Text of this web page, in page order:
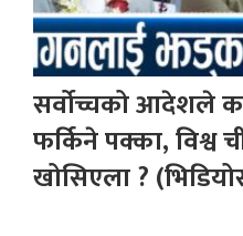
सर्वोच्चको आदेशले
फर्किने पक्का,
खोसिएला ?